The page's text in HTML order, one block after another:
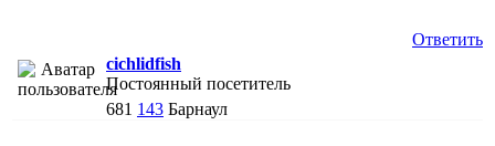
Ответить
cichlidfish
Постоянный посетитель
681 143 Барнаул